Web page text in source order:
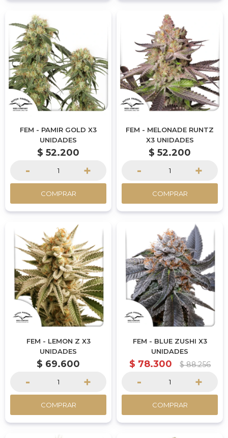
FEM - PAMIR GOLD X3
UNIDADES
$ 52.200
- +
COMPRAR
FEM - MELONADE RUNTZ
X3 UNIDADES
$ 52.200
- +
COMPRAR
FEM - LEMON Z X3
UNIDADES
$ 69.600
- +
COMPRAR
FEM - BLUE ZUSHI X3
UNIDADES
$ 78.300 $ 88.256
- +
COMPRAR